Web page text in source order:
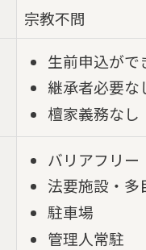
宗教不問
生前申込がで
継承者必要な
檀家義務なし
バリアフリー
法要施設・多
駐車場
管理人常駐